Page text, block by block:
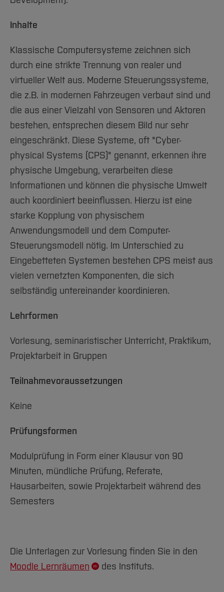
Forschung und Projekte
International
Service
Studiengänge
Studieninteressierte
Aktuelles
Studium
Forschung und Entwicklung
International
Team
Service
Amtliche Bekanntmachungen
Notfall-Infos
Familiengerechte Hochschule
Gleichstellung
Vertretungen
Wahlen
Hochschulkommunikation
Medienzentrum
qed-Stiftung
Zentrale Studienberatung
Inhalte
Klassische Computersysteme zeichnen sich
durch eine strikte Trennung von realer und
virtueller Welt aus. Moderne Steuerungssysteme,
die z.B. in modernen Fahrzeugen verbaut sind und
die aus einer Vielzahl von Sensoren und Aktoren
bestehen, entsprechen diesem Bild nur sehr
eingeschränkt. Diese Systeme, oft "Cyber-
physical Systems (CPS)" genannt, erkennen ihre
physische Umgebung, verarbeiten diese
Informationen und können die physische Umwelt
auch koordiniert beeinflussen. Hierzu ist eine
starke Kopplung von physischem
Anwendungsmodell und dem Computer-
Steuerungsmodell nötig. Im Unterschied zu
Eingebetteten Systemen bestehen CPS meist aus
vielen vernetzten Komponenten, die sich
selbständig untereinander koordinieren.
Lehrformen
Vorlesung, seminaristischer Unterricht, Praktikum,
Projektarbeit in Gruppen
Teilnahmevoraussetzungen
Keine
Prüfungsformen
Modulprüfung in Form einer Klausur von 90
Minuten, mündliche Prüfung, Referate,
Hausarbeiten, sowie Projektarbeit während des
Semesters
Die Unterlagen zur Vorlesung finden Sie in den
Moodle Lernräumen
des Instituts.